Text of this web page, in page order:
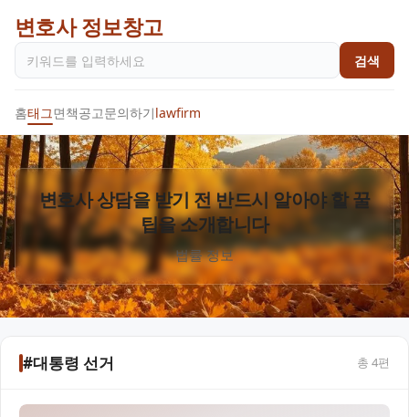
변호사 정보창고
검색
홈태그면책공고문의하기lawfirm
변호사 상담을 받기 전 반드시 알아야 할 꿀
팁을 소개합니다
법률 정보
#대통령 선거 총 4편